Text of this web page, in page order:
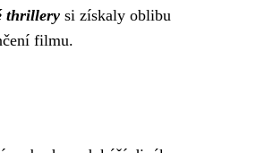
thrillery si získaly oblibu
filmu.